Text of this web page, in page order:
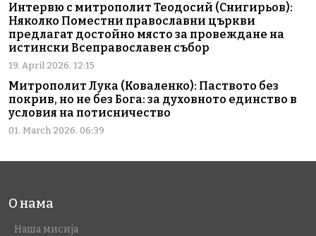
Интервю с митрополит Теодосий (Снигирьов):
Няколко Поместни православни църкви
предлагат достойно място за провеждане на
истински Всеправославен събор
19. April 2026. 12:15
Митрополит Лука (Коваленко): Паството без
покрив, но не без Бога: за духовното единство в
условия на потисничество
01. March 2026. 06:39
О нама
Наша мисија